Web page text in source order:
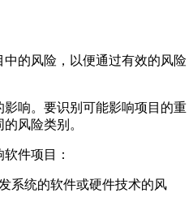
的风险，以便通过有效的风险
响。要识别可能影响项目的重
风险类别。
件项目：
系统的软件或硬件技术的风